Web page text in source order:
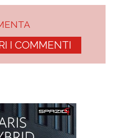
I COMMENTI